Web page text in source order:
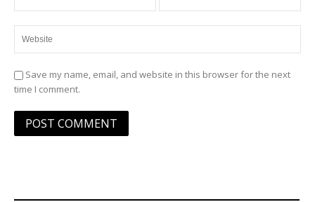
Save my name, email, and website in this browser for the next
time I comment.